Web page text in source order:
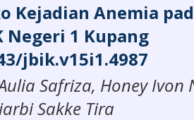
Kejadian Anemia
Negeri 1 Kupang
jbik.v15i1.4987
Safriza, Honey Ivon
Sakke Tira